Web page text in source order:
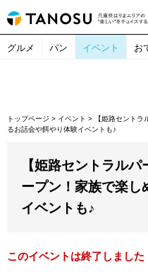
グルメ パン イベント お
トップページ > イベント >
【姫路セント
るお話会や餌やり体験イベントも♪
【姫路セントラル
ープン！家族で楽し
イベントも♪
このイベントは終了しました